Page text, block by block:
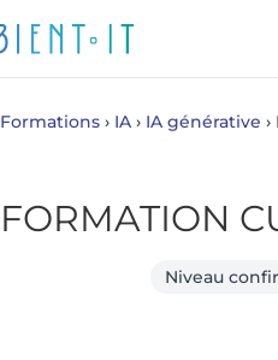
Formations › IA › IA générative ›
FORMATION
Niveau